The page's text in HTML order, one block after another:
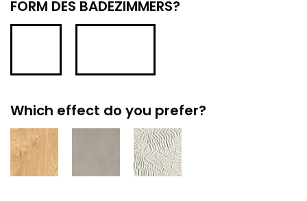
FORM DES BADEZIMMERS?
Which effect do you prefer?